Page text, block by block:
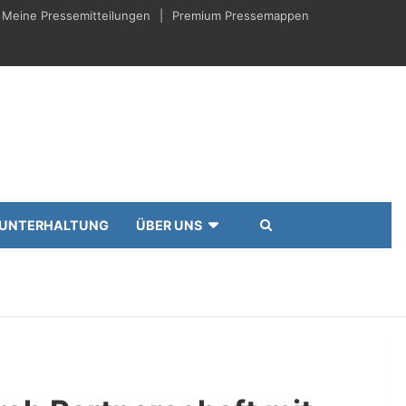
Meine Pressemitteilungen Premium Pressemappen
UNTERHALTUNG ÜBER UNS